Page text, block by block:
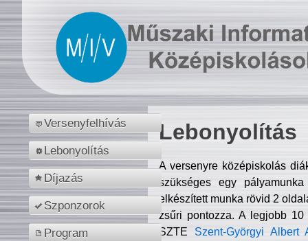
Versenyfelhívás
Lebonyolítás
Díjazás
Szponzorok
Program
Lebonyolítás
A versenyre középiskolás
szükséges egy
elkészített munka rövid 2
zsűri pontozza. A legjobb
SZTE Szent-Györgyi Albert